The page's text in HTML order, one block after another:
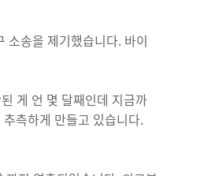
소송을 제기했습니다. 바이
게 언 몇 달째인데 지금까
측하게 만들고 있습니다.